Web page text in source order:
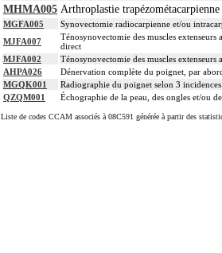
MHMA005 Arthroplastie trapézométacarpienne
MGFA005
Synovectomie radiocarpienne et/ou
MJFA007
Ténosynovectomie des muscles
direct
MJFA002
Ténosynovectomie des muscles
AHPA026
Dénervation complète du poignet, par
MGQK001
Radiographie du poignet selon 3
QZQM001
Échographie de la peau, des ongles et/ou
Liste de codes CCAM associés à 08C591 générée à partir des